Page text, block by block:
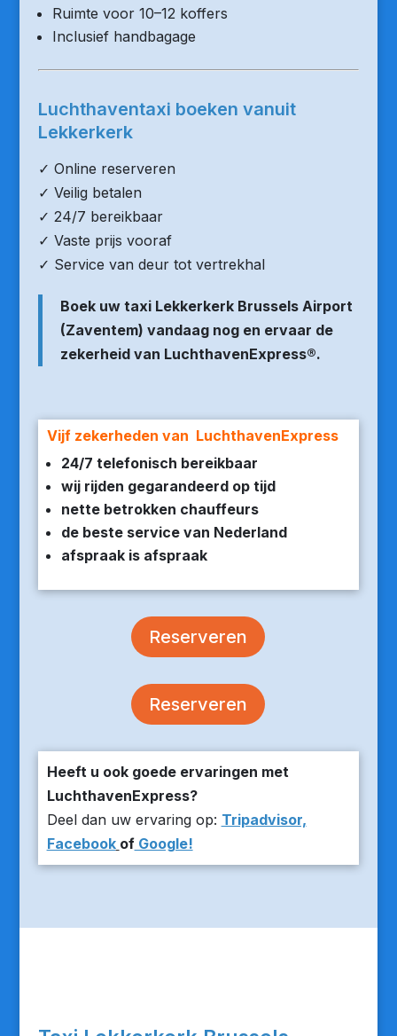
Ruimte voor 10–12 koffers
Inclusief handbagage
Luchthaventaxi boeken vanuit
Lekkerkerk
✓ Online reserveren
✓ Veilig betalen
✓ 24/7 bereikbaar
✓ Vaste prijs vooraf
✓ Service van deur tot vertrekhal
Boek uw taxi Lekkerkerk Brussels Airport
(Zaventem) vandaag nog en ervaar de
zekerheid van LuchthavenExpress®.
Vijf zekerheden van LuchthavenExpress
24/7 telefonisch bereikbaar
wij rijden gegarandeerd op tijd
nette betrokken chauffeurs
de beste service van Nederland
afspraak is afspraak
Reserveren
Reserveren
Heeft u ook goede ervaringen met
LuchthavenExpress?
Deel dan uw ervaring op: Tripadvisor,
Facebook ofGoogle!